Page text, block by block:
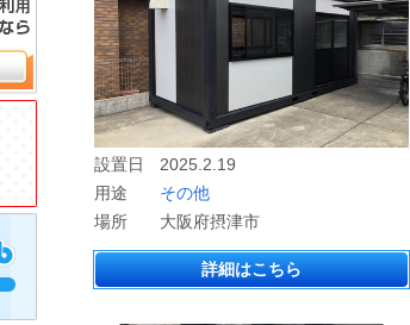
設置日
2025.2.19
用途
その他
場所
大阪府摂津市
詳細はこちら